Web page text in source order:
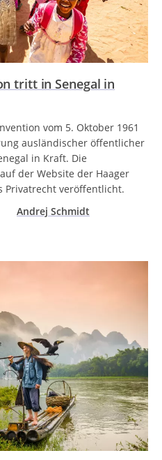
tritt in Senegal in
vom 5. Oktober 1961
ausländischer öffentlicher
in Kraft. Die
der Website der Haager
Privatrecht veröffentlicht.
Andrej Schmidt